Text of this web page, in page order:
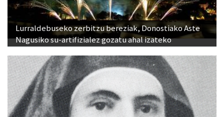
Lurraldebuseko zerbitzu bereziak, Donostiako Aste
Nagusiko su-artifizialez gozatu ahal izateko